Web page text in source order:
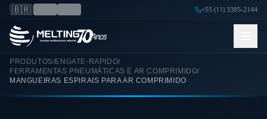
🇧🇷 +55 (11) 3385-2144
PRODUTOS/ENGATE-RAPIDO/
FERRAMENTAS PNEUMÁTICAS E AR COMPRIMIDO/
MANGUEIRAS ESPIRAIS PARA AR COMPRIMIDO